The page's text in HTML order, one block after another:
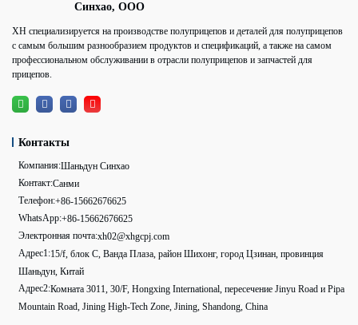
Синхао, ООО
XH специализируется на производстве полуприцепов и деталей для полуприцепов
с самым большим разнообразием продуктов и спецификаций, а также на самом
профессиональном обслуживании в отрасли полуприцепов и запчастей для
прицепов.
Контакты
Компания:Шаньдун Синхао
Контакт:Санми
Телефон:+86-15662676625
WhatsApp:+86-15662676625
Электронная почта:xh02@xhgcpj.com
Адрес1:15/f, блок C, Ванда Плаза, район Шихонг, город Цзинан, провинция
Шаньдун, Китай
Адрес2:Комната 3011, 30/F, Hongxing International, пересечение Jinyu Road и Pipa
Mountain Road, Jining High-Tech Zone, Jining, Shandong, China